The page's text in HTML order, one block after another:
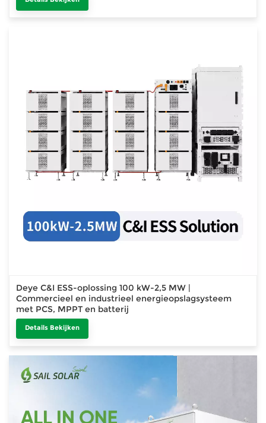
Deye C&I ESS-oplossing 100 kW-2,5 MW |
Commercieel en industrieel energieopslagsysteem
met PCS, MPPT en batterij
Details Bekijken